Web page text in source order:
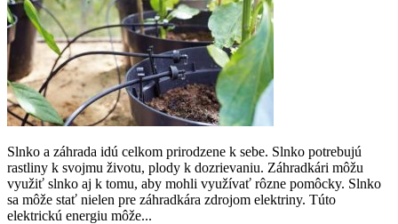
Slnko a záhrada idú celkom prirodzene k sebe. Slnko potrebujú
rastliny k svojmu životu, plody k dozrievaniu. Záhradkári môžu
využiť slnko aj k tomu, aby mohli využívať rôzne pomôcky. Slnko
sa môže stať nielen pre záhradkára zdrojom elektriny. Túto
elektrickú energiu môže...